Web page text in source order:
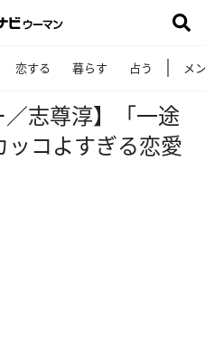
恋する 暮らす 占う メ
／志尊淳】「一途
ッコよすぎる恋愛